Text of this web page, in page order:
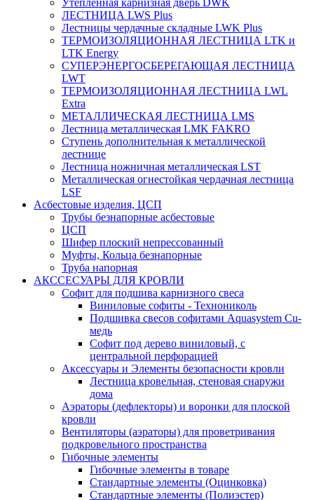
Утепленная карнизная дверь DWK
ЛЕСТНИЦА LWS Plus
Лестницы чердачные складные LWK Plus
ТЕРМОИЗОЛЯЦИОННАЯ ЛЕСТНИЦА LTK и
LTK Energy
СУПЕРЭНЕРГОСБЕРЕГАЮЩАЯ ЛЕСТНИЦА
LWT
ТЕРМОИЗОЛЯЦИОННАЯ ЛЕСТНИЦА LWL
Extra
МЕТАЛЛИЧЕСКАЯ ЛЕСТНИЦА LMS
Лестница металлическая LMK FAKRO
Ступень дополнительная к металлической
лестнице
Лестница ножничная металлическая LST
Металлическая огнестойкая чердачная лестница
LSF
Асбестовые изделия, ЦСП
Трубы безнапорные асбестовые
ЦСП
Шифер плоский непрессованный
Муфты, Кольца безнапорные
Труба напорная
АКССЕСУАРЫ ДЛЯ КРОВЛИ
Софит для подшива карнизного свеса
Виниловые софиты - Технониколь
Подшивка свесов софитами Aquasystem Cu-
медь
Софит под дерево виниловый, с
центральной перфорацией
Аксессуары и Элементы безопасности кровли
Лестница кровельная, стеновая снаружи
дома
Аэраторы (дефлекторы) и воронки для плоской
кровли
Вентиляторы (аэраторы) для проветривания
подкровельного пространства
Гибочные элементы
Гибочные элементы в товаре
Стандартные элементы (Оцинковка)
Стандартные элементы (Полиэстер)